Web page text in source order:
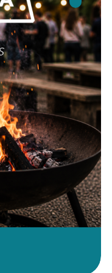
Instagram
Flick TikTok